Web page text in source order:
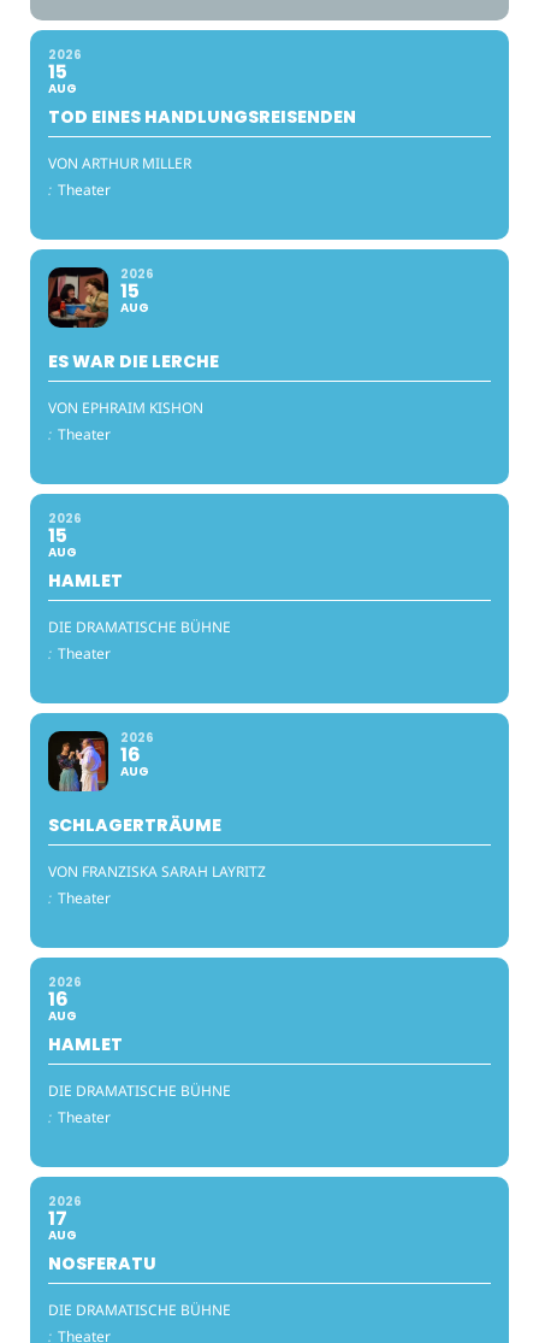
2026
15
AUG
TOD EINES HANDLUNGSREISENDEN
VON ARTHUR MILLER
: Theater
2026
15
AUG
ES WAR DIE LERCHE
VON EPHRAIM KISHON
: Theater
2026
15
AUG
HAMLET
DIE DRAMATISCHE BÜHNE
: Theater
2026
16
AUG
SCHLAGERTRÄUME
VON FRANZISKA SARAH LAYRITZ
: Theater
2026
16
AUG
HAMLET
DIE DRAMATISCHE BÜHNE
: Theater
2026
17
AUG
NOSFERATU
DIE DRAMATISCHE BÜHNE
: Theater